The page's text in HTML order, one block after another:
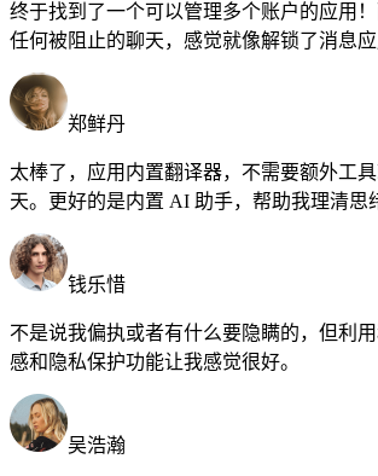
终于找到了一个可以管理多个账户的应用
任何被阻止的聊天，感觉就像解锁了消息应
郑鲜丹
太棒了，应用内置翻译器，不需要额外工
天。更好的是内置 AI 助手，帮助我理清思
钱乐惜
不是说我偏执或者有什么要隐瞒的，但利
感和隐私保护功能让我感觉很好。
吴浩瀚